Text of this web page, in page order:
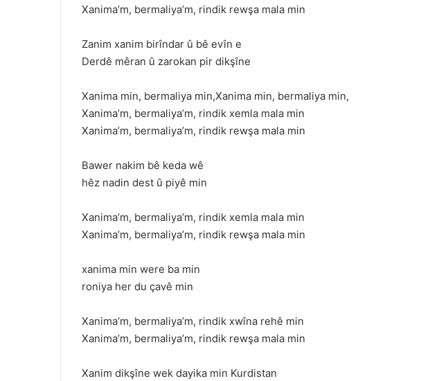
Xanima’m, bermaliya’m, rindik rewşa mala min
Zanim xanim birîndar û bê evîn e
Derdê mêran û zarokan pir dikşîne
Xanima min, bermaliya min,Xanima min, bermaliya min,
Xanima’m, bermaliya’m, rindik xemla mala min
Xanima’m, bermaliya’m, rindik rewşa mala min
Bawer nakim bê keda wê
hêz nadin dest û piyê min
Xanima’m, bermaliya’m, rindik xemla mala min
Xanima’m, bermaliya’m, rindik rewşa mala min
xanima min were ba min
roniya her du çavê min
Xanima’m, bermaliya’m, rindik xwîna rehê min
Xanima’m, bermaliya’m, rindik rewşa mala min
Xanim dikşîne wek dayika min Kurdistan